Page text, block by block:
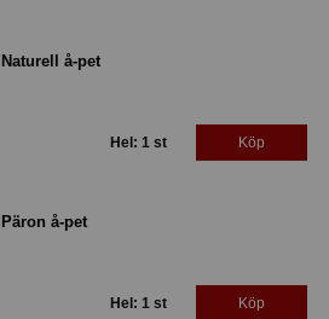
å-pet
Hel: 1 st Köp
å-pet
Hel: 1 st Köp